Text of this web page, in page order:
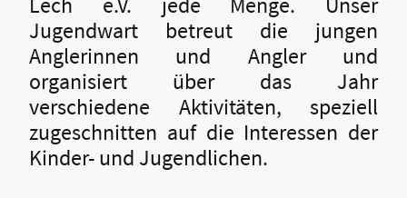
Jugendwart betreut die jungen
Anglerinnen und Angler und
organisiert über das Jahr
verschiedene Aktivitäten, speziell
zugeschnitten auf die Interessen der
Kinder- und Jugendlichen.